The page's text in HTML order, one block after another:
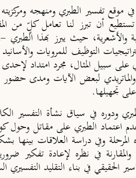
موقع تفسير الطبري ومنهجه
أن تبرز لنا تعامل كلٍّ من
والأشعرية، حيث يبرز بهذا
التوظيف للمرويات
سبيل المثال، مجرد امتداد
لبعض الآيات ومدى
تجهيلها.
في سياق نشأة التفسير
الطبري على مقاتل وحول
وفي دراسة العلاقات بينها
في نظره لإعادة تفكير
الحقيقي في بناء التقليد التفسيري